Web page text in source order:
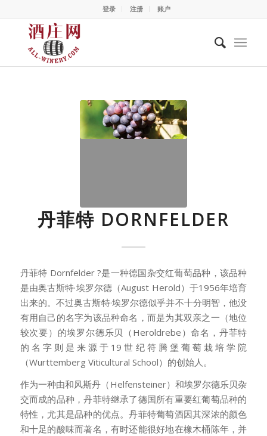
登录 注册 账户
丹菲特 DORNFELDER
丹菲特 Dornfelder ?是一种德国杂交红葡萄品种，该品种
是由奥古斯特·埃罗尔德（August Herold）于1956年培育
出来的。不过奥古斯特·埃罗尔德似乎并不十分明智，他没
有用自己的名字为该品种命名，而是为其双亲之一（地位
较次要）的埃罗尔德乐贝（Heroldrebe）命名，丹菲特
的名字则是来源于19世纪符腾堡葡萄栽培学院
（Wurttemberg Viticultural School）的创始人。
作为一种由和风斯丹（Helfensteiner）和埃罗尔德乐贝杂
交而成的品种，丹菲特继承了德国所有重要红葡萄品种的
特性，尤其是品种的优点。丹菲特葡萄酒因其深浓的颜色
和十足的酸味而著名，有时还能很好地在橡木桶陈年，并